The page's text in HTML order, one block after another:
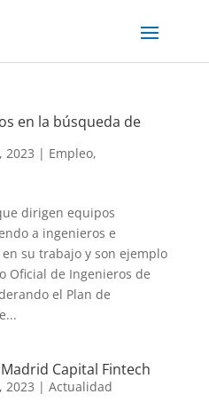
en la búsqueda de
2023 | Empleo,
dirigen equipos
a ingenieros e
su trabajo y son ejemplo
Oficial de Ingenieros de
el Plan de
Capital Fintech
2023 | Actualidad